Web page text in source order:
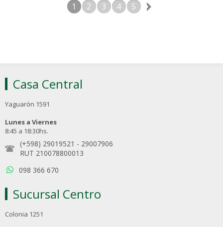
1 2 3 4 5
Casa Central
Yaguarón 1591
Lunes a Viernes
8:45 a 18:30hs.
(+598) 29019521 - 29007906
RUT 210078800013
098 366 670
Sucursal Centro
Colonia 1251